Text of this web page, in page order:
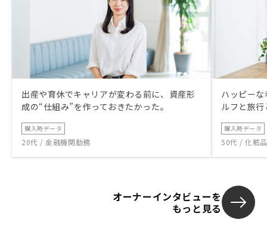
出産や育休でキャリアが変わる前に、資産形
成の“仕組み”を作っておきたかった。
購入時データ
20代 / 金融機関勤務
ハッピー
ルフと旅
購入時データ
50代 / 化粧
オーナーインタビューを
もっと見る